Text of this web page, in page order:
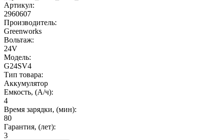
Артикул:
2960607
Производитель:
Greenworks
Вольтаж:
24V
Модель:
G24SV4
Тип товара:
Аккумулятор
Емкость, (А/ч):
4
Время зарядки, (мин):
80
Гарантия, (лет):
3